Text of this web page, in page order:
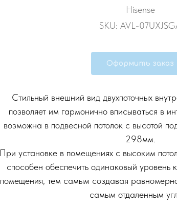
Hisense
SKU: AVL-
Оформить заказ
Стильный внешний вид двухпоточных
позволяет им гармонично вписываться в
возможна в подвесной потолок с высотой
298мм.
При установке в помещениях с высоким
способен обеспечить одинаковый
помещения, тем самым создавая
самым отдаленным